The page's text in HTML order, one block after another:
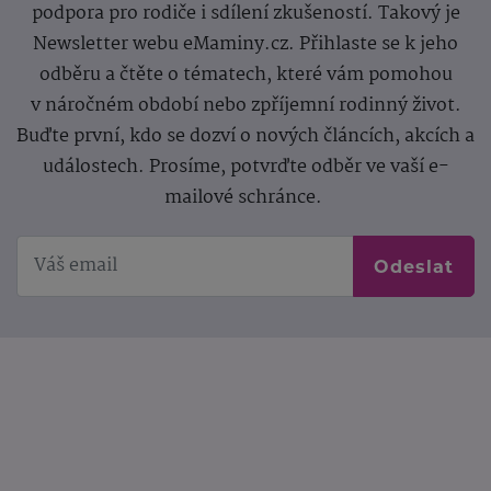
podpora pro rodiče i sdílení zkušeností. Takový je
Newsletter webu eMaminy.cz. Přihlaste se k jeho
odběru a čtěte o tématech, které vám pomohou
v náročném období nebo zpříjemní rodinný život.
Buďte první, kdo se dozví o nových článcích, akcích a
událostech. Prosíme, potvrďte odběr ve vaší e-
mailové schránce.
Odeslat